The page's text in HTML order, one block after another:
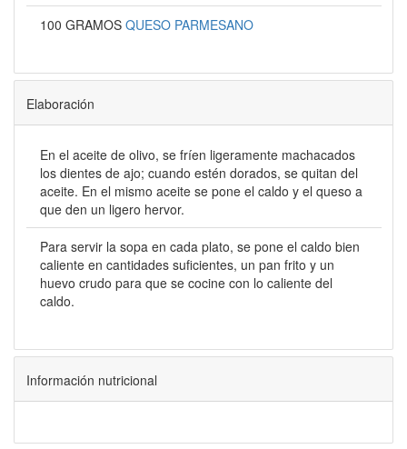
100 GRAMOS QUESO PARMESANO
Elaboración
En el aceite de olivo, se fríen ligeramente machacados
los dientes de ajo; cuando estén dorados, se quitan del
aceite. En el mismo aceite se pone el caldo y el queso a
que den un ligero hervor.
Para servir la sopa en cada plato, se pone el caldo bien
caliente en cantidades suficientes, un pan frito y un
huevo crudo para que se cocine con lo caliente del
caldo.
Información nutricional